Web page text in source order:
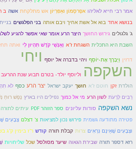
אמר רבי חייא לאליהו אפָרסֵמּוֹן ואַפִּרְיוֹן אש מתלקחת אשה ב
בנושא אחד בוא אל אשת אחיך ויבם אותה בני הפלגשים
ג' גלגולים גירוש החושך היצר הרע אומר שאי אפשר להגיע
השבת היא התכלית השגחת ז"א וְאַנְשֵׁי קֹדֶשׁ תִּהְיוּן לִי ואתה
דרזין וַיְבָרֶךְ אֶת-יוֹסֵף ויהי בדברה אל יוסף ויחי
השקפה וליוסף יולד- בטרם תבוע שנת ההרעב
הולדת זקן חוטם ז"א חושך יעקב ישראל יצר הרע כסף לֹא
רַבִּים לְרָעֹת לשון הרע מי אל כמוך נפילים היו בארץ נֶפֶשׁ רוּחַ
נשא השקפה סודות עליונים ספר הזוהר PDF עיתים לתורה
פטירה מתודעה גשמית פירוש נכון למציאות צ' דצלם צְבָעִים
וצְבָעִים שֶׁאֵינָם נִרְאִים צרות קבלת תורה קודש ר"ז בימין ק"ג
רזא דספר תורה שבירת הגאוה שיער מסולסל שכל שליחויות